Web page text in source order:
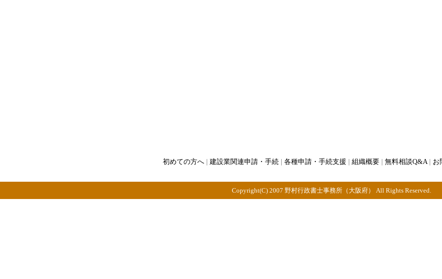
初めての方へ 建設業関連申請・手続 各種申請・手続支援 組織概要 無料相談Q&A| お
Copyright(C) 2007 野村行政書士事務所（大阪府） All Rights Reserved.